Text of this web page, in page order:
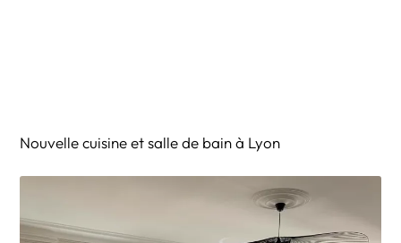
Nouvelle cuisine et salle de bain à Lyon